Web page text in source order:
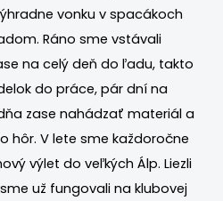
vonku v spacákoch
Ráno sme vstávali
na celý deň do ľadu, takto
do práce, pár dní na
zase nahádzať materiál a
hôr. V lete sme každoročne
výlet do veľkých Álp. Liezli
už fungovali na klubovej